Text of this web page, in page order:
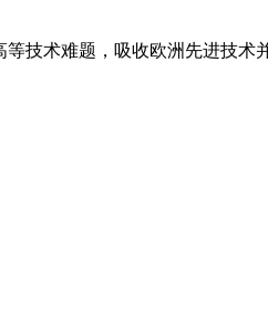
技术难题，吸收欧洲先进技